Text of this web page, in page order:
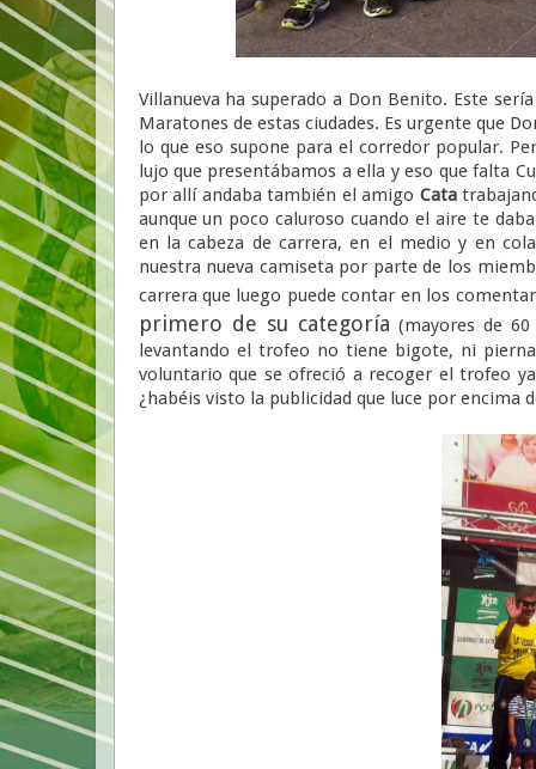
Villanueva ha superado a Don Benito. Este
Maratones de estas ciudades. Es urgente que
lo que eso supone para el corredor popular.
lujo que presentábamos a ella y eso que falta
por allí andaba también el amigo Cata
aunque un poco caluroso cuando el aire te
en la cabeza de carrera, en el medio y en
nuestra nueva camiseta por parte de los
carrera que luego puede contar en los
primero de su categoría (mayores de
levantando el trofeo no tiene bigote, ni
voluntario que se ofreció a recoger el trofeo
¿habéis visto la publicidad que luce por encima